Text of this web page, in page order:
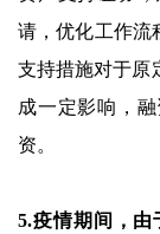
请，优化工作流
支持措施对于原
成一定影响，
资。
5.疫情期间，